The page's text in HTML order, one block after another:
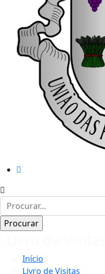
Início
Livro de Visitas